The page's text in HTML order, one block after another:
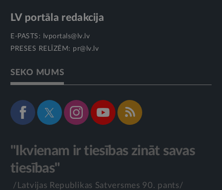
LV portāla redakcija
E-PASTS:
lvportals@lv.lv
PRESES RELĪZĒM: pr@lv.lv
SEKO MUMS
"Ikvienam ir tiesības zināt savas
tiesības"
/Latvijas Republikas Satversmes 90. pants/